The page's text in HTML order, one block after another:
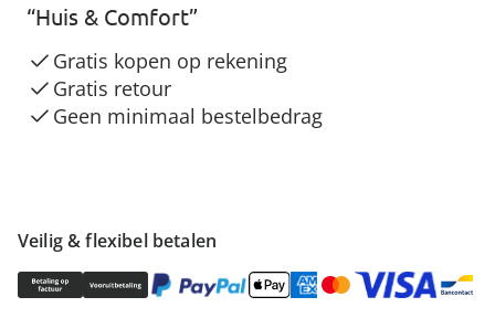
Veilig & flexibel betalen
“Huis & Comfort”
Gratis kopen op rekening
Gratis retour
Geen minimaal bestelbedrag